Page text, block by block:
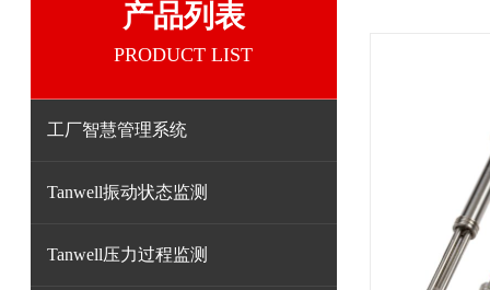
产品列表
PRODUCT LIST
工厂智慧管理系统
Tanwell振动状态监测
Tanwell压力过程监测